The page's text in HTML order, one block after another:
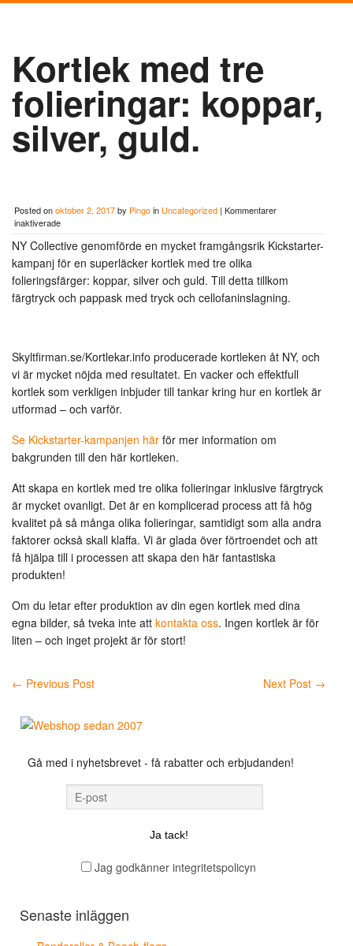
Kortlek med tre
folieringar: koppar,
silver, guld.
Posted onoktober 2, 2017by Pingoin Uncategorized | Kommentarer
inaktiveradeför
med
tre
koppar,
silver,
NY Collective genomförde en mycket framgångsrik Kickstarter-
kampanj för en superläcker kortlek med tre olika
folieringsfärger: koppar, silver och guld. Till detta tillkom
färgtryck och pappask med tryck och cellofaninslagning.
Skyltfirman.se/Kortlekar.info producerade kortleken åt NY, och
vi är mycket nöjda med resultatet. En vacker och effektfull
kortlek som verkligen inbjuder till tankar kring hur en kortlek är
utformad – och varför.
Se Kickstarter-kampanjen här för mer information om
bakgrunden till den här kortleken.
Att skapa en kortlek med tre olika folieringar inklusive färgtryck
är mycket ovanligt. Det är en komplicerad process att få hög
kvalitet på så många olika folieringar, samtidigt som alla andra
faktorer också skall klaffa. Vi är glada över förtroendet och att
få hjälpa till i processen att skapa den här fantastiska
produkten!
Om du letar efter produktion av din egen kortlek med dina
egna bilder, så tveka inte att kontakta oss. Ingen kortlek är för
liten – och inget projekt är för stort!
← Previous Post Next Post →
Gå med i nyhetsbrevet - få rabatter och erbjudanden!
Jag godkänner integritetspolicyn
Senaste inläggen